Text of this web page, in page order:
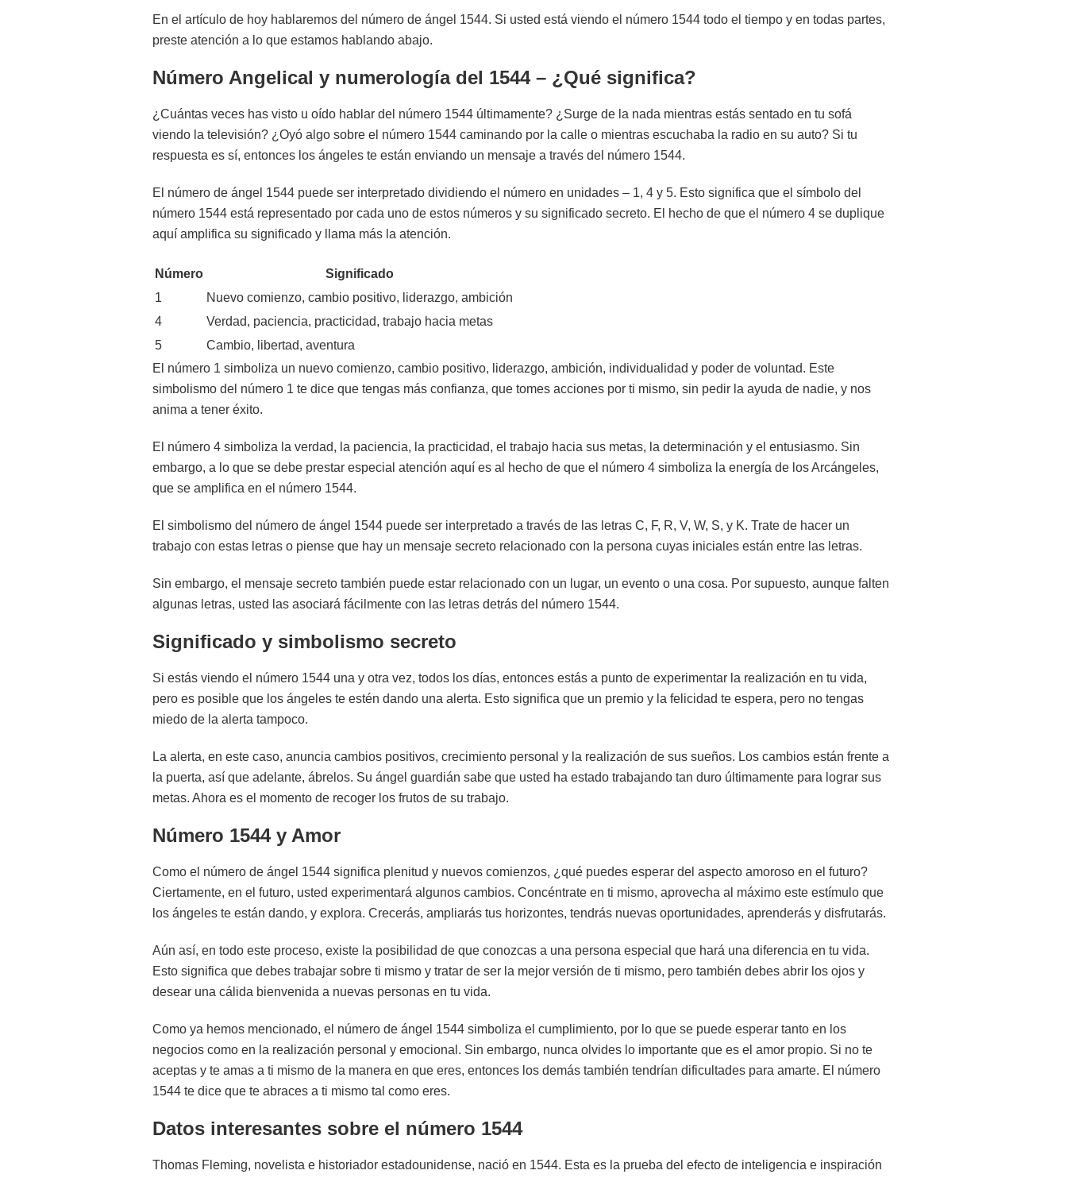
En el artículo de hoy hablaremos del número de ángel 1544. Si usted está viendo el número 1544 todo el tiempo y en todas partes,
preste atención a lo que estamos hablando abajo.
Número Angelical y numerología del 1544 – ¿Qué significa?
¿Cuántas veces has visto u oído hablar del número 1544 últimamente? ¿Surge de la nada mientras estás sentado en tu sofá
viendo la televisión? ¿Oyó algo sobre el número 1544 caminando por la calle o mientras escuchaba la radio en su auto? Si tu
respuesta es sí, entonces los ángeles te están enviando un mensaje a través del número 1544.
El número de ángel 1544 puede ser interpretado dividiendo el número en unidades – 1, 4 y 5. Esto significa que el símbolo del
número 1544 está representado por cada uno de estos números y su significado secreto. El hecho de que el número 4 se duplique
aquí amplifica su significado y llama más la atención.
Número
Significado
1
Nuevo comienzo, cambio positivo, liderazgo, ambición
4
Verdad, paciencia, practicidad, trabajo hacia metas
5
Cambio, libertad, aventura
El número 1 simboliza un nuevo comienzo, cambio positivo, liderazgo, ambición, individualidad y poder de voluntad. Este
simbolismo del número 1 te dice que tengas más confianza, que tomes acciones por ti mismo, sin pedir la ayuda de nadie, y nos
anima a tener éxito.
El número 4 simboliza la verdad, la paciencia, la practicidad, el trabajo hacia sus metas, la determinación y el entusiasmo. Sin
embargo, a lo que se debe prestar especial atención aquí es al hecho de que el número 4 simboliza la energía de los Arcángeles,
que se amplifica en el número 1544.
El simbolismo del número de ángel 1544 puede ser interpretado a través de las letras C, F, R, V, W, S, y K. Trate de hacer un
trabajo con estas letras o piense que hay un mensaje secreto relacionado con la persona cuyas iniciales están entre las letras.
Sin embargo, el mensaje secreto también puede estar relacionado con un lugar, un evento o una cosa. Por supuesto, aunque falten
algunas letras, usted las asociará fácilmente con las letras detrás del número 1544.
Significado y simbolismo secreto
Si estás viendo el número 1544 una y otra vez, todos los días, entonces estás a punto de experimentar la realización en tu vida,
pero es posible que los ángeles te estén dando una alerta. Esto significa que un premio y la felicidad te espera, pero no tengas
miedo de la alerta tampoco.
La alerta, en este caso, anuncia cambios positivos, crecimiento personal y la realización de sus sueños. Los cambios están frente a
la puerta, así que adelante, ábrelos. Su ángel guardián sabe que usted ha estado trabajando tan duro últimamente para lograr sus
metas. Ahora es el momento de recoger los frutos de su trabajo.
Número 1544 y Amor
Como el número de ángel 1544 significa plenitud y nuevos comienzos, ¿qué puedes esperar del aspecto amoroso en el futuro?
Ciertamente, en el futuro, usted experimentará algunos cambios. Concéntrate en ti mismo, aprovecha al máximo este estímulo que
los ángeles te están dando, y explora. Crecerás, ampliarás tus horizontes, tendrás nuevas oportunidades, aprenderás y disfrutarás.
Aún así, en todo este proceso, existe la posibilidad de que conozcas a una persona especial que hará una diferencia en tu vida.
Esto significa que debes trabajar sobre ti mismo y tratar de ser la mejor versión de ti mismo, pero también debes abrir los ojos y
desear una cálida bienvenida a nuevas personas en tu vida.
Como ya hemos mencionado, el número de ángel 1544 simboliza el cumplimiento, por lo que se puede esperar tanto en los
negocios como en la realización personal y emocional. Sin embargo, nunca olvides lo importante que es el amor propio. Si no te
aceptas y te amas a ti mismo de la manera en que eres, entonces los demás también tendrían dificultades para amarte. El número
1544 te dice que te abraces a ti mismo tal como eres.
Datos interesantes sobre el número 1544
Thomas Fleming, novelista e historiador estadounidense, nació en 1544. Esta es la prueba del efecto de inteligencia e inspiración